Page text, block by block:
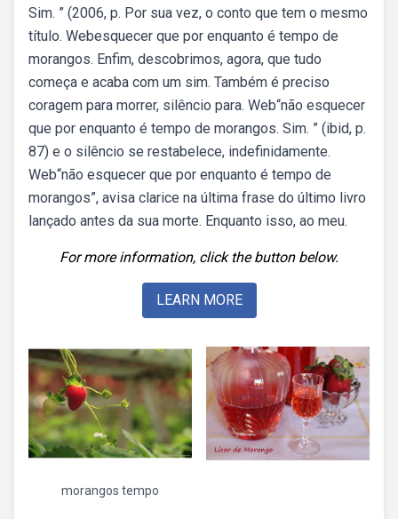
Sim. ” (2006, p. Por sua vez, o conto que tem o mesmo
título. Webesquecer que por enquanto é tempo de
morangos. Enfim, descobrimos, agora, que tudo
começa e acaba com um sim. Também é preciso
coragem para morrer, silêncio para. Web“não esquecer
que por enquanto é tempo de morangos. Sim. ” (ibid, p.
87) e o silêncio se restabelece, indefinidamente.
Web“não esquecer que por enquanto é tempo de
morangos”, avisa clarice na última frase do último livro
lançado antes da sua morte. Enquanto isso, ao meu.
For more information, click the button below.
LEARN MORE
morangos tempo